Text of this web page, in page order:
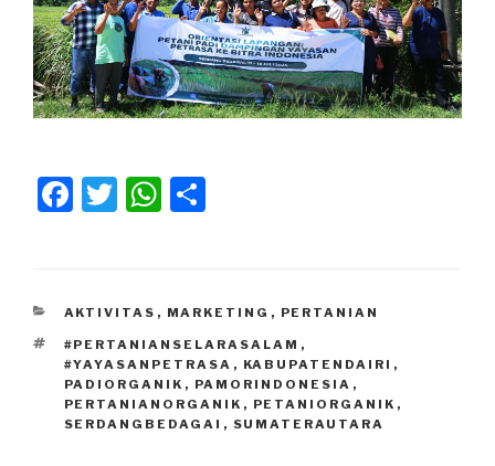
F
e
b
o
o
k
T
er
W
s
A
p
p
e
KATEGORI
AKTIVITAS , MARKETING , PERTANIAN
TAG
#PERTANIANSELARASALAM ,
#YAYASANPETRASA , KABUPATENDAIRI ,
PADIORGANIK , PAMORINDONESIA ,
PERTANIANORGANIK , PETANIORGANIK ,
SERDANGBEDAGAI , SUMATERAUTARA